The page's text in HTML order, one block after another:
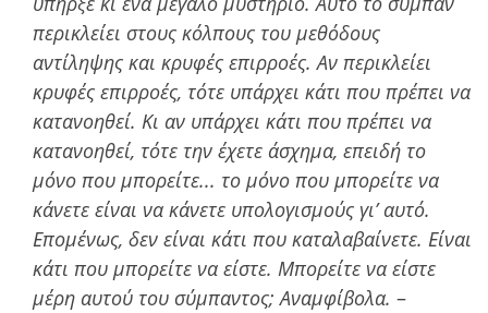
περικλείει στους κόλπους του µεθόδους
αντίληψης και κρυφές επιρροές. Αν περικλείει
κρυφές επιρροές, τότε υπάρχει κάτι που πρέπει να
κατανοηθεί. Κι αν υπάρχει κάτι που πρέπει να
κατανοηθεί, τότε την έχετε άσχηµα, επειδή το
µόνο που µπορείτε... το µόνο που µπορείτε να
κάνετε είναι να κάνετε υπολογισµούς γι’ αυτό.
Εποµένως, δεν είναι κάτι που καταλαβαίνετε. Είναι
κάτι που µπορείτε να είστε. Μπορείτε να είστε
µέρη αυτού του σύµπαντος; Αναµφίβολα. –